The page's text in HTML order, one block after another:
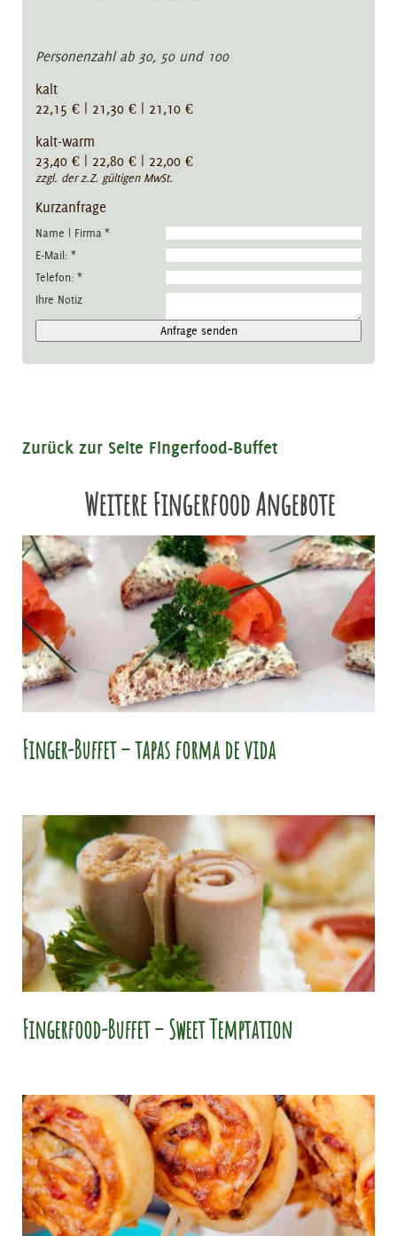
Personenzahl ab 30, 50 und 100
kalt
22,15 € | 21,30 € | 21,10 €
kalt-warm
23,40 € | 22,80 € | 22,00 €
zzgl. der z.Z. gültigen MwSt.
Kurzanfrage
Name | Firma *
E-Mail: *
Telefon: *
Ihre Notiz
Anfrage senden
Zurück zur Seite Fingerfood-Buffet
Weitere Fingerfood Angebote
Finger-Buffet – tapas forma de vida
Fingerfood-Buffet – Sweet Temptation